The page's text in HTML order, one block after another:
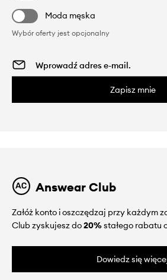
Moda męska
Wybór oferty jest opcjonalny
Zapisz mnie
Answear Club
Załóż konto i oszczędzaj przy każdym
Club zyskujesz do20%stałego rabatu
Dowiedz się